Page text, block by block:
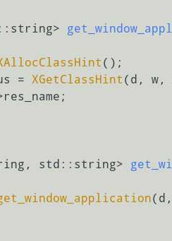
();
= XGetClassHint (d, w,
std::string>